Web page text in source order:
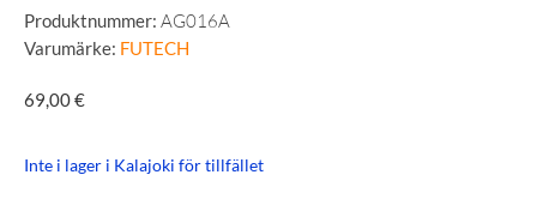
Produktnummer: AG016A
Varumärke: FUTECH
69,00€
Inte i lager i Kalajoki för tillfället